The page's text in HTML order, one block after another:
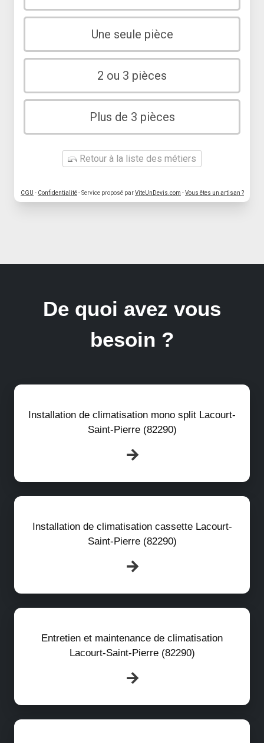
Une seule pièce
2 ou 3 pièces
Plus de 3 pièces
Retour à la liste des métiers
CGU - Confidentialité- Service proposé parViteUnDevis.com -Vous êtes un artisan ?
De quoi avez vous
besoin ?
Installation de climatisation mono split Lacourt-
Saint-Pierre (82290)
Installation de climatisation cassette Lacourt-
Saint-Pierre (82290)
Entretien et maintenance de climatisation
Lacourt-Saint-Pierre (82290)